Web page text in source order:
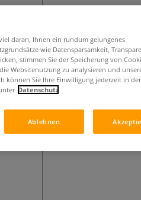
4 Volltonfarbfächer
kostensparende
den Pastels &
daran, Ihnen ein rundum gelungenes
wie Datensparsamkeit,
stimmen Sie der Speicherung von
Websitenutzung zu analysieren und
können Sie Ihre Einwilligung jederzeit in
Datenschutz
Ablehnen